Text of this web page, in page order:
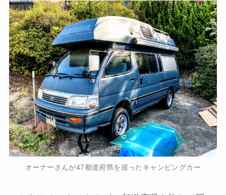
オーナーさんが47都道府県を巡ったキャンピングカー